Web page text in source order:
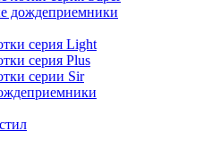
дождеприемники
серия Light
серия Plus
серии Sir